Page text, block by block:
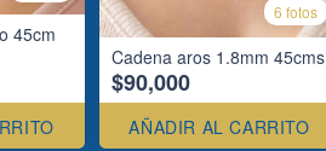
45cm
6 fotos
Cadena aros 1.8mm 45cms
$90,000
AÑADIR AL CARRITO